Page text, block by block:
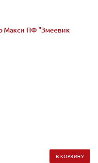
Макси ПФ "Змеевик
В КОРЗИНУ